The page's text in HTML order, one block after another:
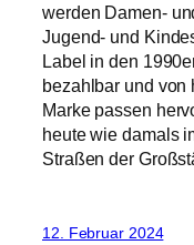
werden Damen-
Jugend- und
Label in den
bezahlbar und von
Marke passen
heute wie damals
Straßen der
12. Februar 2024